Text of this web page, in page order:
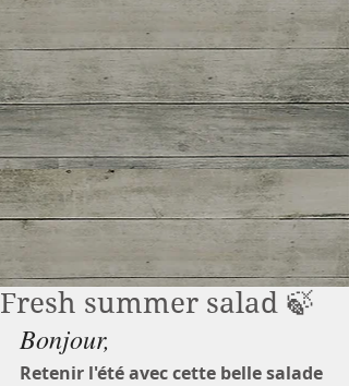
Fresh summer salad 🍃
Bonjour,
Retenir l'été avec cette belle salade